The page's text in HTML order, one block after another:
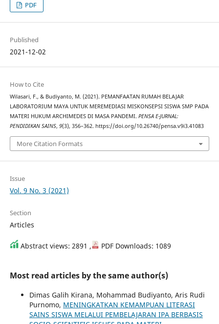
PDF
Published
2021-12-02
How to Cite
Wilasari, F., & Budiyanto, M. (2021). PEMANFAATAN RUMAH BELAJAR
LABORATORIUM MAYA UNTUK MEREMEDIASI MISKONSEPSI SISWA SMP PADA
MATERI HUKUM ARCHIMEDES DI MASA PANDEMI. PENSA E-JURNAL:
PENDIDIKAN SAINS, 9(3), 356–362. https://doi.org/10.26740/pensa.v9i3.41083
More Citation Formats
Issue
Vol. 9 No. 3 (2021)
Section
Articles
Abstract views: 2891 , PDF Downloads: 1089
Most read articles by the same author(s)
Dimas Galih Kirana, Mohammad Budiyanto, Aris Rudi
Purnomo, MENINGKATKAN KEMAMPUAN LITERASI
SAINS SISWA MELALUI PEMBELAJARAN IPA BERBASIS